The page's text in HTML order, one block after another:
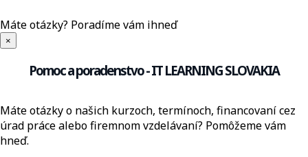
Máte otázky? Poradíme vám ihneď
×
Pomoc a poradenstvo - IT LEARNING SLOVAKIA
Máte otázky o našich kurzoch, termínoch, financovaní cez
úrad práce alebo firemnom vzdelávaní? Pomôžeme vám
hneď.